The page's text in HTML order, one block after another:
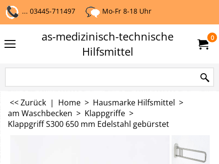
... 03445-711497 Mo-Fr 8-18 Uhr
as-medizinisch-technische
Hilfsmittel
0
<< Zurück | Home > Hausmarke Hilfsmittel >
am Waschbecken > Klappgriffe >
Klappgriff S300 650 mm Edelstahl gebürstet